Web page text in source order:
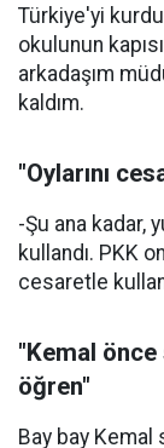
Türkiye'yi
okulunun
arkadaşım
kaldım.
"Oylarını
-Şu ana kadar,
kullandı. PKK
cesaretle
"Kemal
öğren"
Bay bay